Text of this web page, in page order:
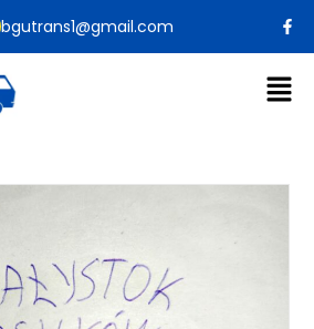
bgutrans1@gmail.com